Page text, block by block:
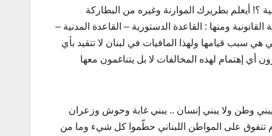
؟! أيعلم بطريرك الموارنة وغيره من البطاركة
ومنها : القاعدة الدستورية – القاعدة المدنية –
هي سبب قيامها ولهذا المافيات في لبنان لا تتقيد بأي
إهتمام لهذه المخالفات لا بل يتناغمون معها
يبني وطن ولا يبني إنسان .. يبني غابة وحوش وزعران
تتفوق على المواطن اللبناني حطّموا كل شيء وما من